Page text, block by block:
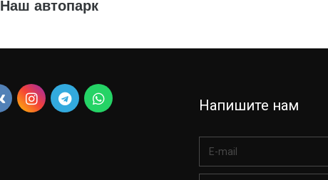
Наш автопарк
Напишите нам